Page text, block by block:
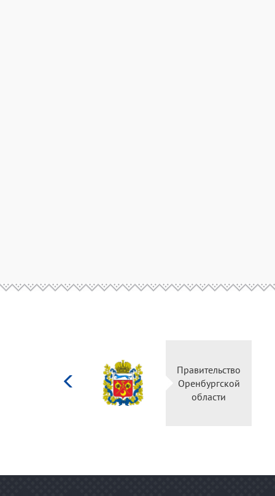
Министерство
культуры
Российской
федерации